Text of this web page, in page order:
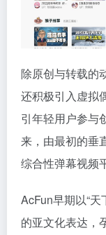
除原创与转载的
还积极引入虚拟
引年轻用户参与
来，由最初的垂
综合性弹幕视频
AcFun早期以“
的亚文化表达，